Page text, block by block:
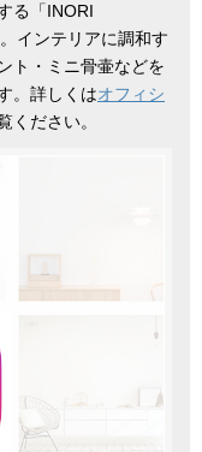
る「INORI
インテリアに調和す
ト・ミニ骨壷などを
。詳しくはオフィシ
ください。